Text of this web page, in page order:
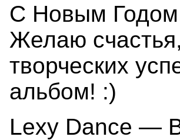
С Новым
Желаю
творческих
альбом! :)
Lexy Dance —